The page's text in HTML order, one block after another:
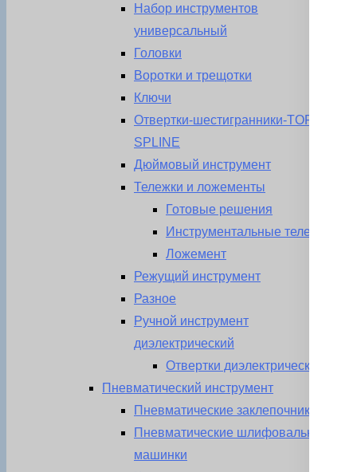
Набор инструментов
универсальный
Головки
Воротки и трещотки
Ключи
Отвертки-шестигранники-TORX-
SPLINE
Дюймовый инструмент
Тележки и ложементы
Готовые решения
Инструментальные тележки
Ложемент
Режущий инструмент
Разное
Ручной инструмент
диэлектрический
Отвертки диэлектрические
Пневматический инструмент
Пневматические заклепочники
Пневматические шлифовальные
машинки